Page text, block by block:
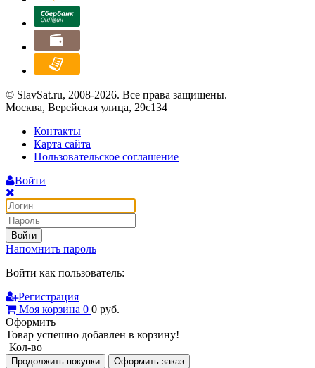
© SlavSat.ru, 2008-2026. Все права защищены.
Москва, Верейская улица, 29с134
Контакты
Карта сайта
Пользовательское соглашение
Войти
Войти
Напомнить пароль
Войти как пользователь:
Регистрация
Моя корзина 0 0 руб.
Оформить
Товар успешно добавлен в корзину!
Кол-во
Продолжить покупки Оформить заказ